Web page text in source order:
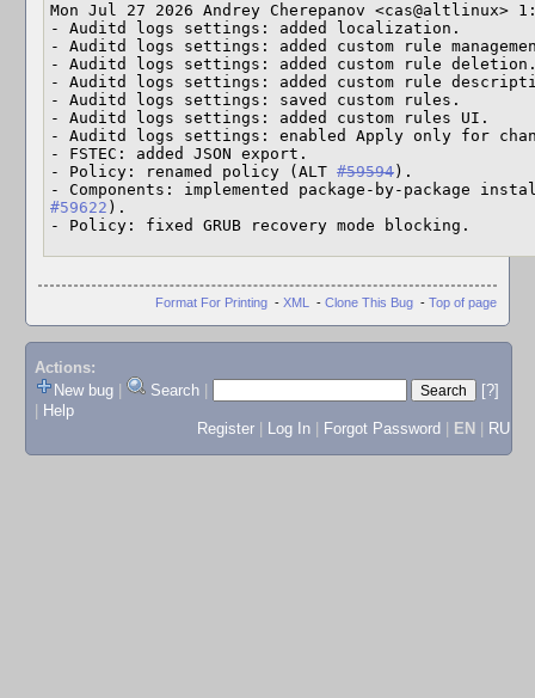
Mon Jul 27 2026 Andrey Cherepanov <cas@altlinux>
- Auditd logs settings: added localization.
- Auditd logs settings: added custom rule
- Auditd logs settings: added custom rule
- Auditd logs settings: added custom rule
- Auditd logs settings: saved custom rules.
- Auditd logs settings: added custom rules UI.
- Auditd logs settings: enabled Apply only for
- FSTEC: added JSON export.
- Policy: renamed policy (ALT #59594 ).
- Components: implemented package-by-package
#59622 ).
- Policy: fixed GRUB recovery mode blocking.
Format For Printing - XML - Clone This Bug - Top of page
Actions:
New bug
Search
[?]
Help
Register
Log In Forgot Password EN RU